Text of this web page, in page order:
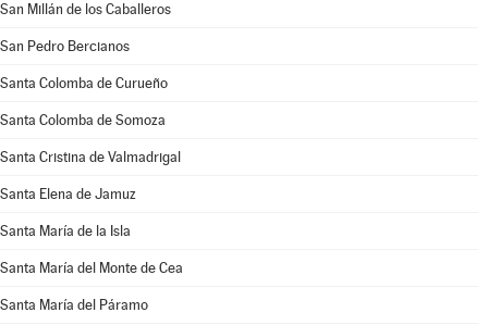
San Millán de los Caballeros
San Pedro Bercianos
Santa Colomba de Curueño
Santa Colomba de Somoza
Santa Cristina de Valmadrigal
Santa Elena de Jamuz
Santa María de la Isla
Santa María del Monte de Cea
Santa María del Páramo